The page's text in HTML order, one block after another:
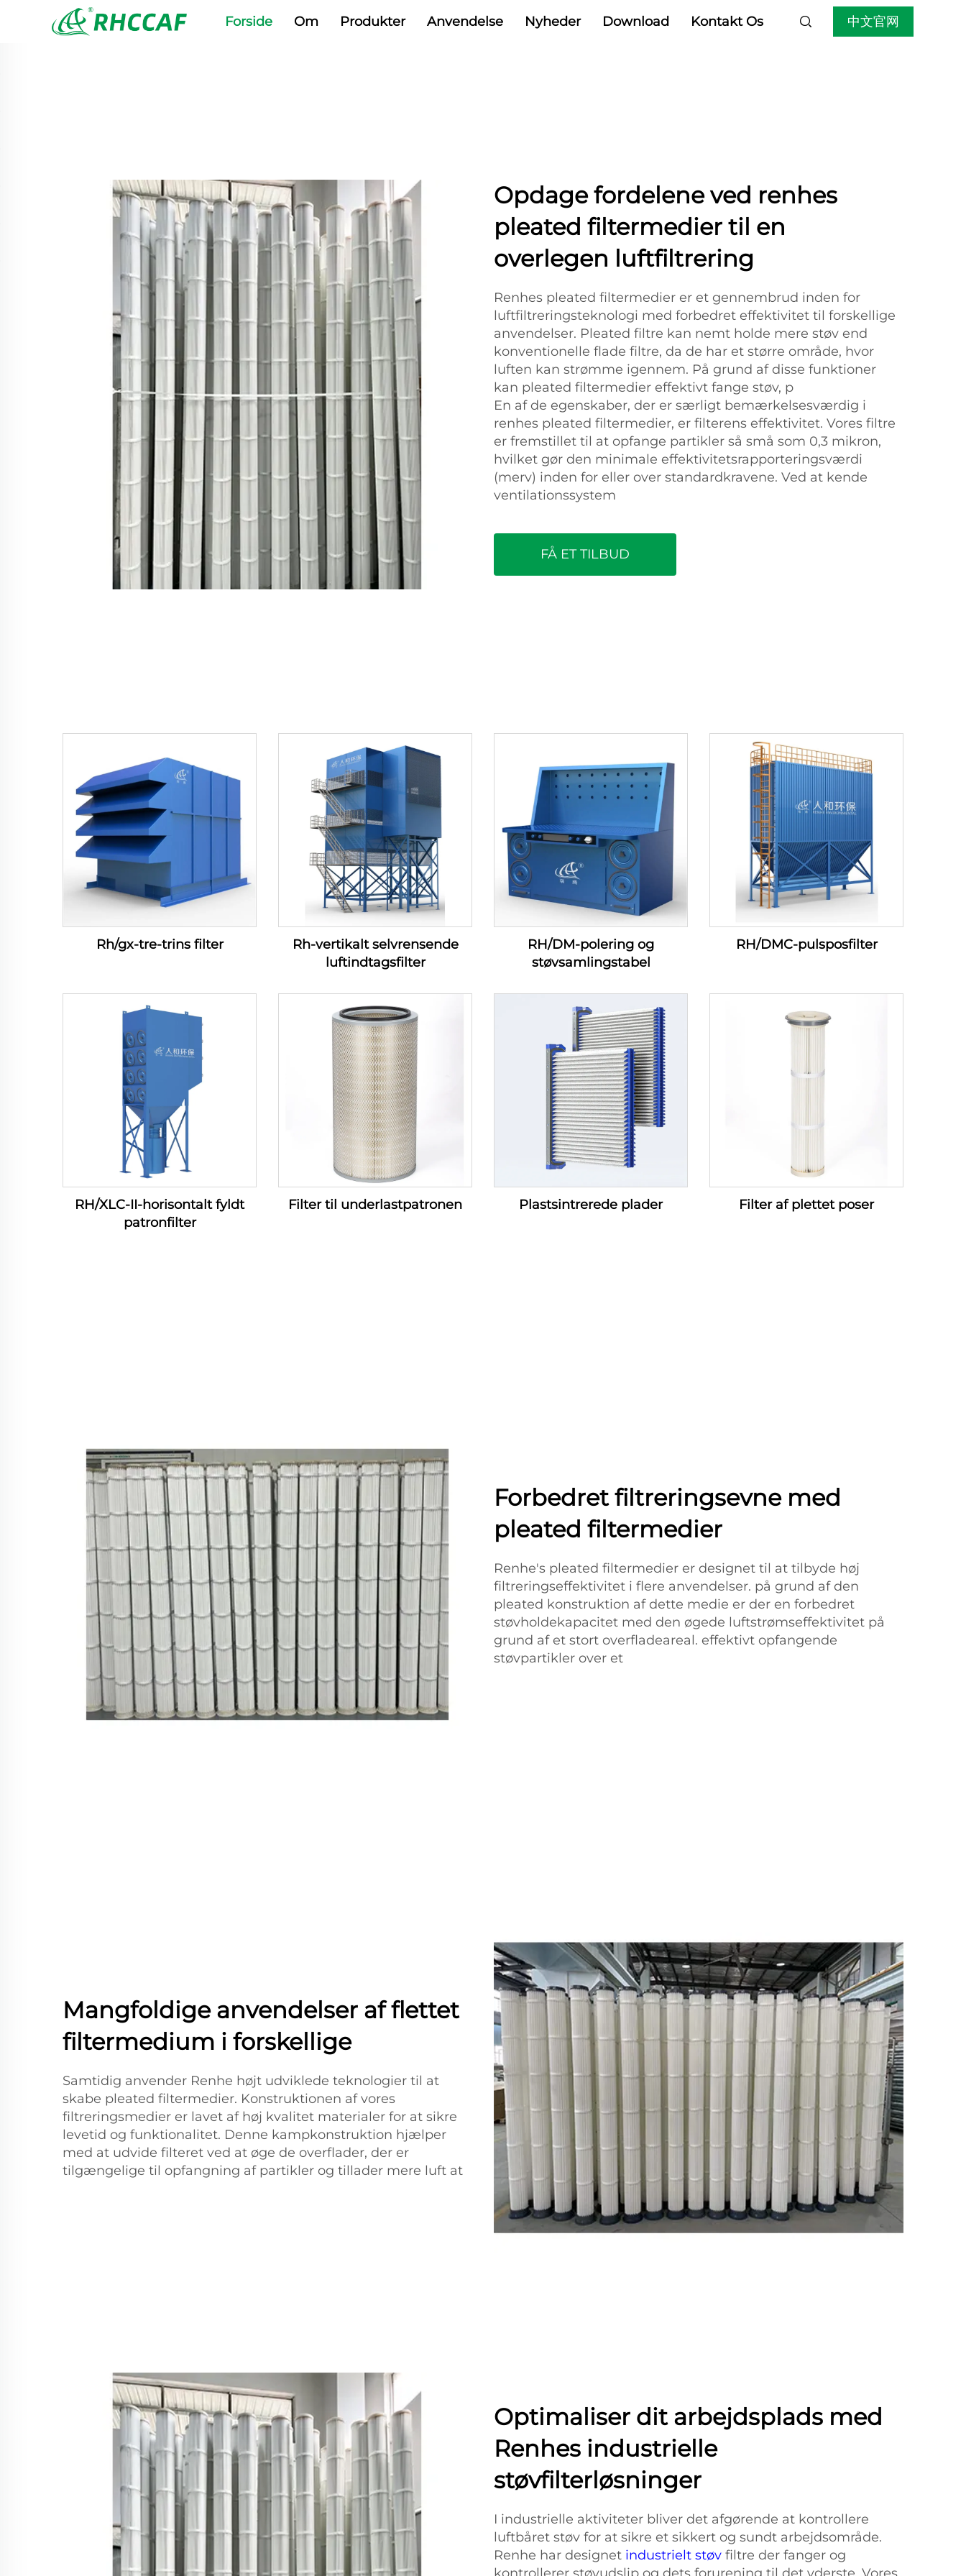
Forside Om Produkter Anvendelse Nyheder Download Kontakt Os 中文官网
Opdage fordelene ved renhes
pleated filtermedier til en
overlegen luftfiltrering
Renhes pleated filtermedier er et gennembrud inden for
luftfiltreringsteknologi med forbedret effektivitet til forskellige
anvendelser. Pleated filtre kan nemt holde mere støv end
konventionelle flade filtre, da de har et større område, hvor
luften kan strømme igennem. På grund af disse funktioner
kan pleated filtermedier effektivt fange støv, p
En af de egenskaber, der er særligt bemærkelsesværdig i
renhes pleated filtermedier, er filterens effektivitet. Vores filtre
er fremstillet til at opfange partikler så små som 0,3 mikron,
hvilket gør den minimale effektivitetsrapporteringsværdi
(merv) inden for eller over standardkravene. Ved at kende
ventilationssystem
FÅ ET TILBUD
Rh/gx-tre-trins filter
Rh-vertikalt selvrensende
luftindtagsfilter
RH/DM-polering og
støvsamlingstabel
RH/DMC-pulsposfilter
RH/XLC-II-horisontalt fyldt
patronfilter
Filter til underlastpatronen Plastsintrerede plader Filter af plettet poser
Forbedret filtreringsevne med
pleated filtermedier
Renhe's pleated filtermedier er designet til at tilbyde høj
filtreringseffektivitet i flere anvendelser. på grund af den
pleated konstruktion af dette medie er der en forbedret
støvholdekapacitet med den øgede luftstrømseffektivitet på
grund af et stort overfladeareal. effektivt opfangende
støvpartikler over et
Mangfoldige anvendelser af flettet
filtermedium i forskellige
Samtidig anvender Renhe højt udviklede teknologier til at
skabe pleated filtermedier. Konstruktionen af vores
filtreringsmedier er lavet af høj kvalitet materialer for at sikre
levetid og funktionalitet. Denne kampkonstruktion hjælper
med at udvide filteret ved at øge de overflader, der er
tilgængelige til opfangning af partikler og tillader mere luft at
Optimaliser dit arbejdsplads med
Renhes industrielle
støvfilterløsninger
I industrielle aktiviteter bliver det afgørende at kontrollere
luftbåret støv for at sikre et sikkert og sundt arbejdsområde.
Renhe har designet industrielt støv filtre der fanger og